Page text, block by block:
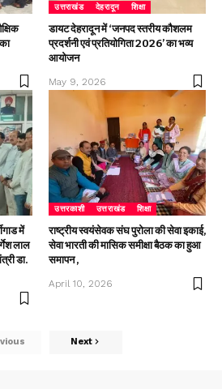
उत्तराखंड देहरादून शिक्षा
डायट देहरादून में ‘जनपद स्तरीय कौशलम
प्रदर्शनी एवं प्रतियोगिता 2026’ का भव्य
आयोजन
May 9, 2026
में
लाल
डा.
उत्तरकाशी उत्तराखंड शिक्षा
राष्ट्रीय स्वयंसेवक संघ पुरोला की सेवा इकाई,
सेवा भारती की मासिक समीक्षा बैठक का हुआ
समापन ,
April 10, 2026
Next